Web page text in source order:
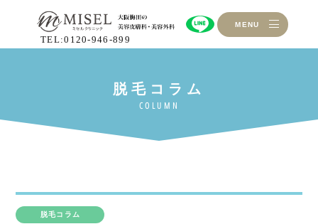
TEL:0120-946-899
MENU
脱毛コラム